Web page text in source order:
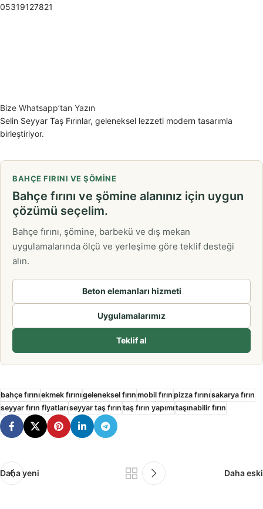
05319127821
Bize Whatsapp’tan Yazın
Selin Seyyar Taş Fırınlar, geleneksel lezzeti modern tasarımla
birleştiriyor.
BAHÇE FIRINI VE ŞÖMINE
Bahçe fırını ve şömine alanınız için uygun
çözümü seçelim.
Bahçe fırını, şömine, barbekü ve dış mekan
uygulamalarında ölçü ve yerleşime göre teklif desteği
alın.
Beton elemanları hizmeti
Uygulamalarımız
Teklif al
bahçe fırınıekmek fırınıgeleneksel fırın mobil fırın pizza fırınısakarya fırın
seyyar fırın fiyatlarıseyyar taş fırın taş fırın yapımıtaşınabilir fırın
Daha yeni Daha eski